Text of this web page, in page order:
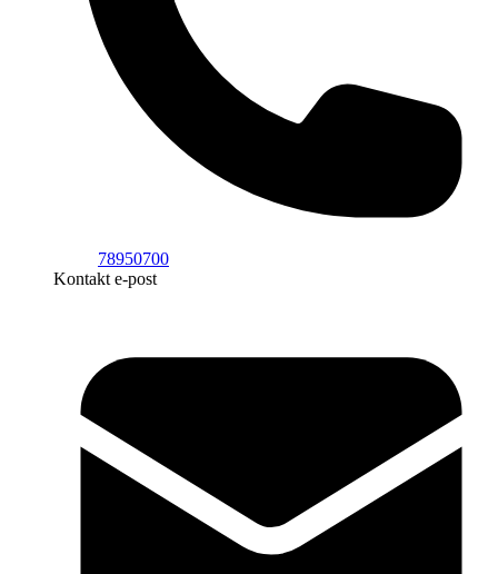
78950700
Kontakt e-post